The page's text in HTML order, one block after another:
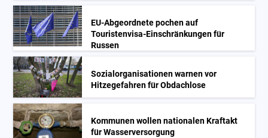
EU-Abgeordnete pochen auf
Touristenvisa-Einschränkungen für
Russen
Sozialorganisationen warnen vor
Hitzegefahren für Obdachlose
Kommunen wollen nationalen Kraftakt
für Wasserversorgung